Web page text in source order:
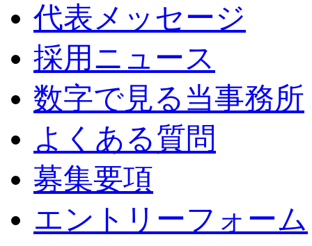
代表メッセージ
採用ニュース
数字で見る当事務所
よくある質問
募集要項
エントリーフォーム